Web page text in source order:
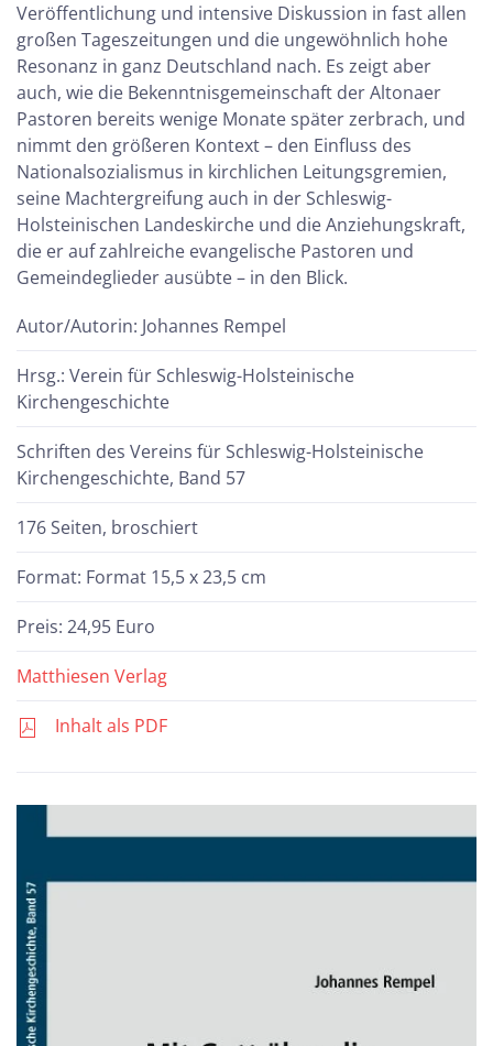
Veröffentlichung und intensive Diskussion in fast allen
großen Tageszeitungen und die ungewöhnlich hohe
Resonanz in ganz Deutschland nach. Es zeigt aber
auch, wie die Bekenntnisgemeinschaft der Altonaer
Pastoren bereits wenige Monate später zerbrach, und
nimmt den größeren Kontext – den Einfluss des
Nationalsozialismus in kirchlichen Leitungsgremien,
seine Machtergreifung auch in der Schleswig-
Holsteinischen Landeskirche und die Anziehungskraft,
die er auf zahlreiche evangelische Pastoren und
Gemeindeglieder ausübte – in den Blick.
Autor/Autorin: Johannes Rempel
Hrsg.: Verein für Schleswig-Holsteinische
Kirchengeschichte
Schriften des Vereins für Schleswig-Holsteinische
Kirchengeschichte, Band 57
176 Seiten, broschiert
Format: Format 15,5 x 23,5 cm
Preis: 24,95 Euro
Matthiesen Verlag
Inhalt als PDF